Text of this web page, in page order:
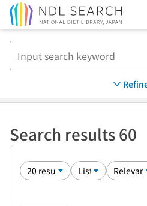
Search results 60